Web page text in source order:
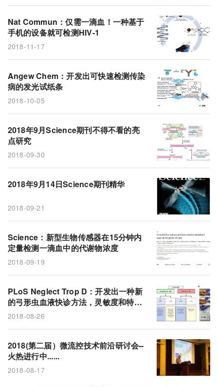
抗体
手机 微芯片 HIV HIV-1
LAMP
PCR
数码相机 试纸条 微液滴
卵子
干细胞
生物标志物
Nat Commun：仅需一滴血！一种基于
手机的设备就可检测HIV-1
2018-11-17
Angew Chem：开发出可快速检测传染
病的发光试纸条
2018-10-05
2018年9月Science期刊不得不看的亮
点研究
2018-09-30
2018年9月14日Science期刊精华
2018-09-21
Science：新型生物传感器在15分钟内
定量检测一滴血中的代谢物浓度
2018-09-19
PLoS Neglect Trop D：开发出一种新
的弓形虫血液快诊方法，灵敏度和特异
性均为100%
2018-08-26
2018(第二届）微流控技术前沿研讨会--
火热进行中......
2018-08-17